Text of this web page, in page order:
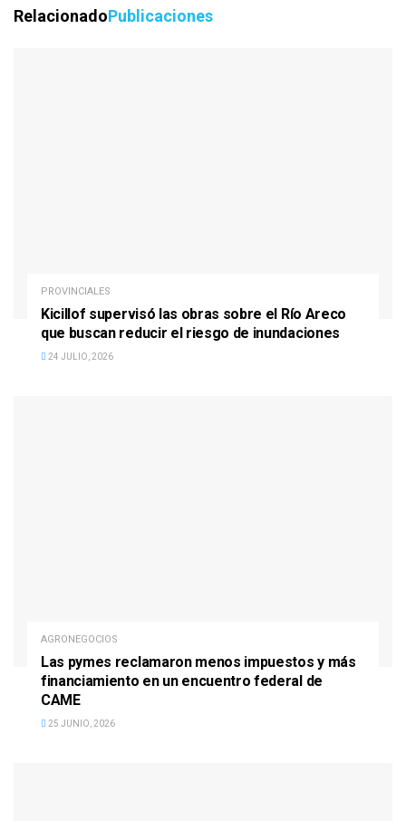
RelacionadoPublicaciones
PROVINCIALES
Kicillof supervisó las obras sobre el Río Areco
que buscan reducir el riesgo de inundaciones
24 JULIO, 2026
AGRONEGOCIOS
Las pymes reclamaron menos impuestos y más
financiamiento en un encuentro federal de
CAME
25 JUNIO, 2026